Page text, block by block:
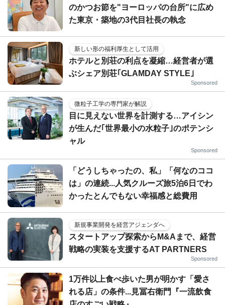
のかつお節を"ヨーロッパの台所"に広め
た東京・築地の3代目社長の執念
新しい形の福利厚生として活用
ホテルと別荘の利点を凝縮…経営者が選
ぶシェア別荘｢GLAMDAY STYLE｣
Sponsored
微粒子工学の専門家が解説
目に見えない世界を計測する…アイシン
が生んだ｢世界最小の水粒子｣のポテンシ
ャル
Sponsored
「どうしちゃったの、私」「何なのココ
は」の連続...人気クルーズ旅5泊6日でわ
かったとんでもない幸福感と総費用
新規事業開発を経営アジェンダへ
スタートアップ探索からM&Aまで、経営
戦略の実装を支援するAT PARTNERS
Sponsored
1万件以上食べ歩いた男が明かす「愛さ
れる店」の条件...見冨右衛門『一流飲食